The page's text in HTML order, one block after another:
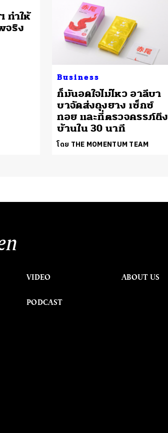
ทำให้
จริง
Business
ก็มันอดใจไม่ไหว อาลีบา
บาจัดส่งถุงยาง เซ็กซ์
ทอย และที่ตรวจครรภ์ถึง
บ้านใน 30 นาที
โดย THE MOMENTUM TEAM
VIDEO
PODCAST
ABOUT US